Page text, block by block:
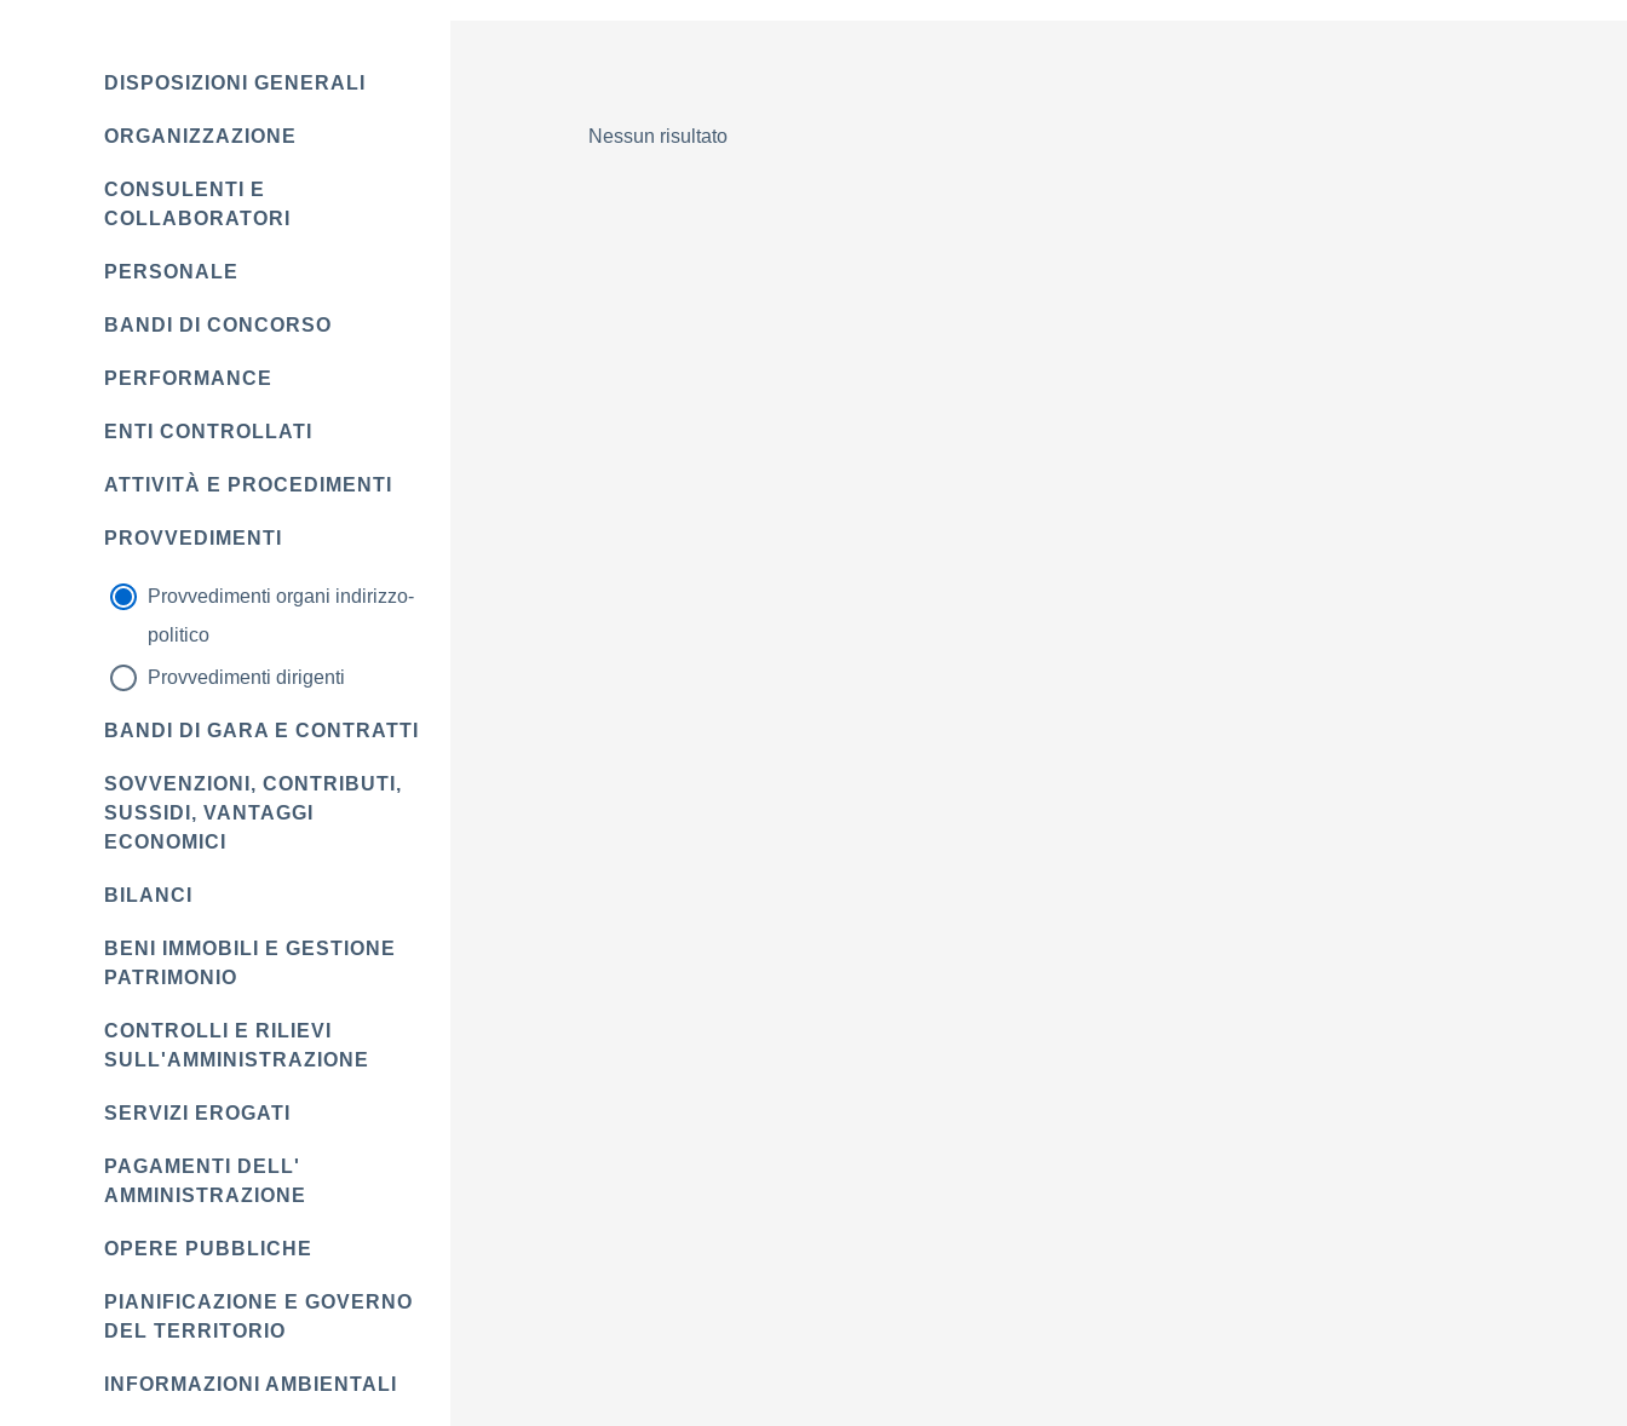
DISPOSIZIONI GENERALI
ORGANIZZAZIONE
CONSULENTI E
COLLABORATORI
PERSONALE
BANDI DI CONCORSO
PERFORMANCE
ENTI CONTROLLATI
ATTIVITÀ E PROCEDIMENTI
PROVVEDIMENTI
Provvedimenti organi indirizzo-
politico
Provvedimenti dirigenti
BANDI DI GARA E CONTRATTI
SOVVENZIONI, CONTRIBUTI,
SUSSIDI, VANTAGGI
ECONOMICI
BILANCI
BENI IMMOBILI E GESTIONE
PATRIMONIO
CONTROLLI E RILIEVI
SULL'AMMINISTRAZIONE
SERVIZI EROGATI
PAGAMENTI DELL'
AMMINISTRAZIONE
OPERE PUBBLICHE
PIANIFICAZIONE E GOVERNO
DEL TERRITORIO
INFORMAZIONI AMBIENTALI
Nessun risultato